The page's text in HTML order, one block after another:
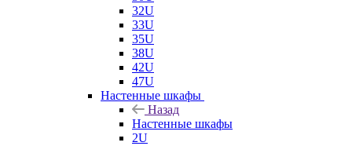
32U
33U
35U
38U
42U
47U
Настенные шкафы
Назад
Настенные шкафы
2U